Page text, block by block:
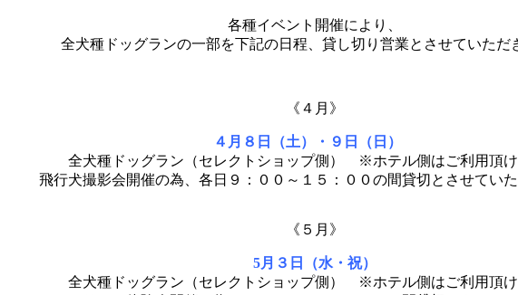
各種イベント開催により、
全犬種ドッグランの一部を下記の日程、貸し切り営業とさせていただ
《４月》
４月８日（土）・９日（日）
全犬種ドッグラン（セレクトショップ側） ※ホテル側はご利用頂
飛行犬撮影会開催の為、各日９：００～１５：００の間貸切とさせてい
《５月》
5月３日（水・祝）
全犬種ドッグラン（セレクトショップ側） ※ホテル側はご利用頂